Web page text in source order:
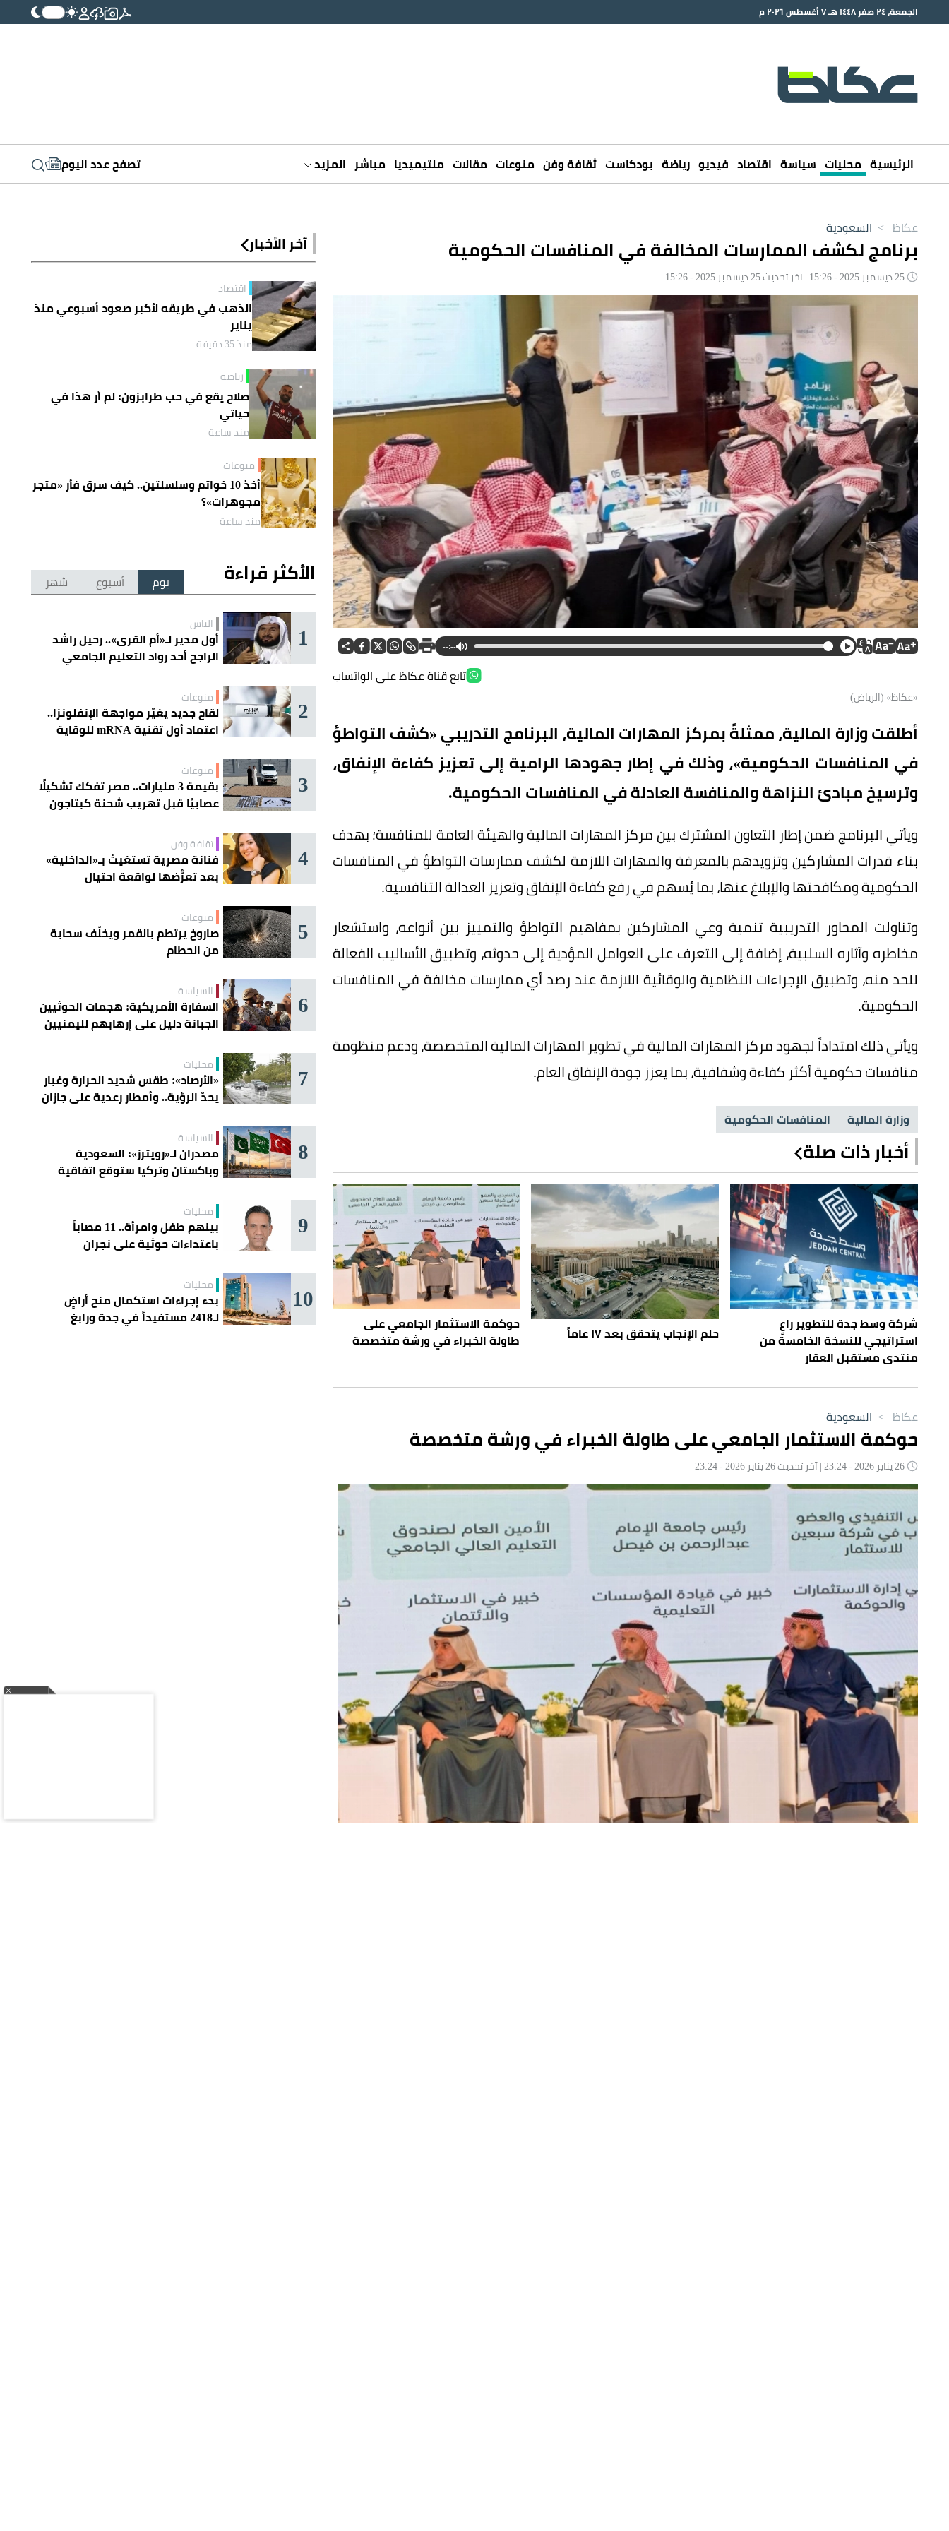
الجمعة، ٢٤ صفر ١٤٤٨ هـ ٧ أغسطس ٢٠٢٦ م
الرئيسية محليات سياسة اقتصاد فيديو رياضة بودكاست ثقافة وفن منوعات مقالات ملتيميديا مباشر المزيد تصفح عدد اليوم
عكاظ > السعودية
برنامج لكشف الممارسات المخالفة في المنافسات الحكومية
--:--
تابع قناة عكاظ على الواتساب
«عكاظ» (الرياض)
أطلقت وزارة المالية، ممثلةً بمركز المهارات المالية، البرنامج التدريبي «كشف التواطؤ
في المنافسات الحكومية»، وذلك في إطار جهودها الرامية إلى تعزيز كفاءة الإنفاق،
وترسيخ مبادئ النزاهة والمنافسة العادلة في المنافسات الحكومية.
ويأتي البرنامج ضمن إطار التعاون المشترك بين مركز المهارات المالية والهيئة العامة للمنافسة؛ بهدف
بناء قدرات المشاركين وتزويدهم بالمعرفة والمهارات اللازمة لكشف ممارسات التواطؤ في المنافسات
الحكومية ومكافحتها والإبلاغ عنها، بما يُسهم في رفع كفاءة الإنفاق وتعزيز العدالة التنافسية.
وتناولت المحاور التدريبية تنمية وعي المشاركين بمفاهيم التواطؤ والتمييز بين أنواعه، واستشعار
مخاطره وآثاره السلبية، إضافة إلى التعرف على العوامل المؤدية إلى حدوثه، وتطبيق الأساليب الفعالة
للحد منه، وتطبيق الإجراءات النظامية والوقائية اللازمة عند رصد أي ممارسات مخالفة في المنافسات
الحكومية.
ويأتي ذلك امتداداً لجهود مركز المهارات المالية في تطوير المهارات المالية المتخصصة، ودعم منظومة
منافسات حكومية أكثر كفاءة وشفافية، بما يعزز جودة الإنفاق العام.
وزارة المالية المنافسات الحكومية
أخبار ذات صلة
شركة وسط جدة للتطوير راعٍ
استراتيجي للنسخة الخامسة من
منتدى مستقبل العقار
حلم الإنجاب يتحقق بعد ١٧ عاماً
حوكمة الاستثمار الجامعي على
طاولة الخبراء في ورشة متخصصة
آخر الأخبار
اقتصاد
الذهب في طريقه لأكبر صعود أسبوعي منذ
يناير
منذ 35 دقيقة
رياضة
صلاح يقع في حب طرابزون: لم أر هذا في
حياتي
منذ ساعة
منوعات
أخذ 10 خواتم وسلسلتين.. كيف سرق فأر «متجر
مجوهرات»؟
منذ ساعة
الأكثر قراءة يوم أسبوع شهر
1 الناس
أول مدير لـ«أم القرى».. رحيل راشد
الراجح أحد رواد التعليم الجامعي
2 منوعات
لقاح جديد يغيّر مواجهة الإنفلونزا..
اعتماد أول تقنية mRNA للوقاية
3 منوعات
بقيمة 3 مليارات.. مصر تفكك تشكيلًا
عصابيًا قبل تهريب شحنة كبتاجون
4 ثقافة وفن
فنانة مصرية تستغيث بـ«الداخلية»
بعد تعرُّضها لواقعة احتيال
5 منوعات
صاروخ يرتطم بالقمر ويخلّف سحابة
من الحطام
6 السياسة
السفارة الأمريكية: هجمات الحوثيين
الجبانة دليل على إرهابهم لليمنيين
7 محليات
«الأرصاد»: طقس شديد الحرارة وغبار
يحدّ الرؤية.. وأمطار رعدية على جازان
8 السياسة
مصدران لـ«رويترز»: السعودية
وباكستان وتركيا ستوقع اتفاقية
9 محليات
بينهم طفل وامرأة.. 11 مصاباً
باعتداءات حوثية على نجران
10 محليات
بدء إجراءات استكمال منح أراضٍ
لـ2418 مستفيداً في جدة ورابغ
عكاظ > السعودية
حوكمة الاستثمار الجامعي على طاولة الخبراء في ورشة متخصصة